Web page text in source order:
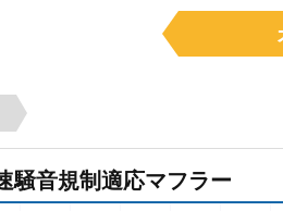
騒音規制適応マフラー